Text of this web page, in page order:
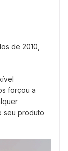
de 2010,
forçou a
seu produto